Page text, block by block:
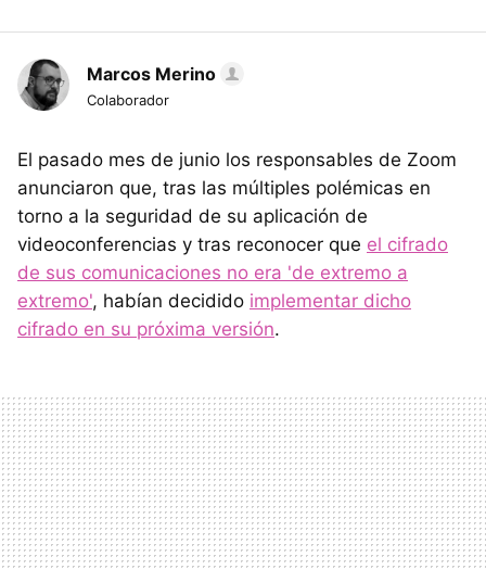
Marcos Merino
Colaborador
El pasado mes de junio los responsables de Zoom
anunciaron que, tras las múltiples polémicas en
torno a la seguridad de su aplicación de
videoconferencias y tras reconocer que el cifrado
de sus comunicaciones no era 'de extremo a
extremo', habían decidido implementar dicho
cifrado en su próxima versión.